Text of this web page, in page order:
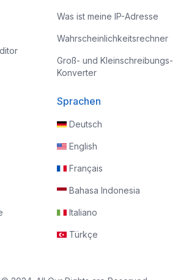
Was ist meine IP-Adresse
Wahrscheinlichkeitsrechner
Groß- und Kleinschreibungs-
Konverter
Sprachen
Deutsch
English
Français
Bahasa Indonesia
Italiano
Türkçe